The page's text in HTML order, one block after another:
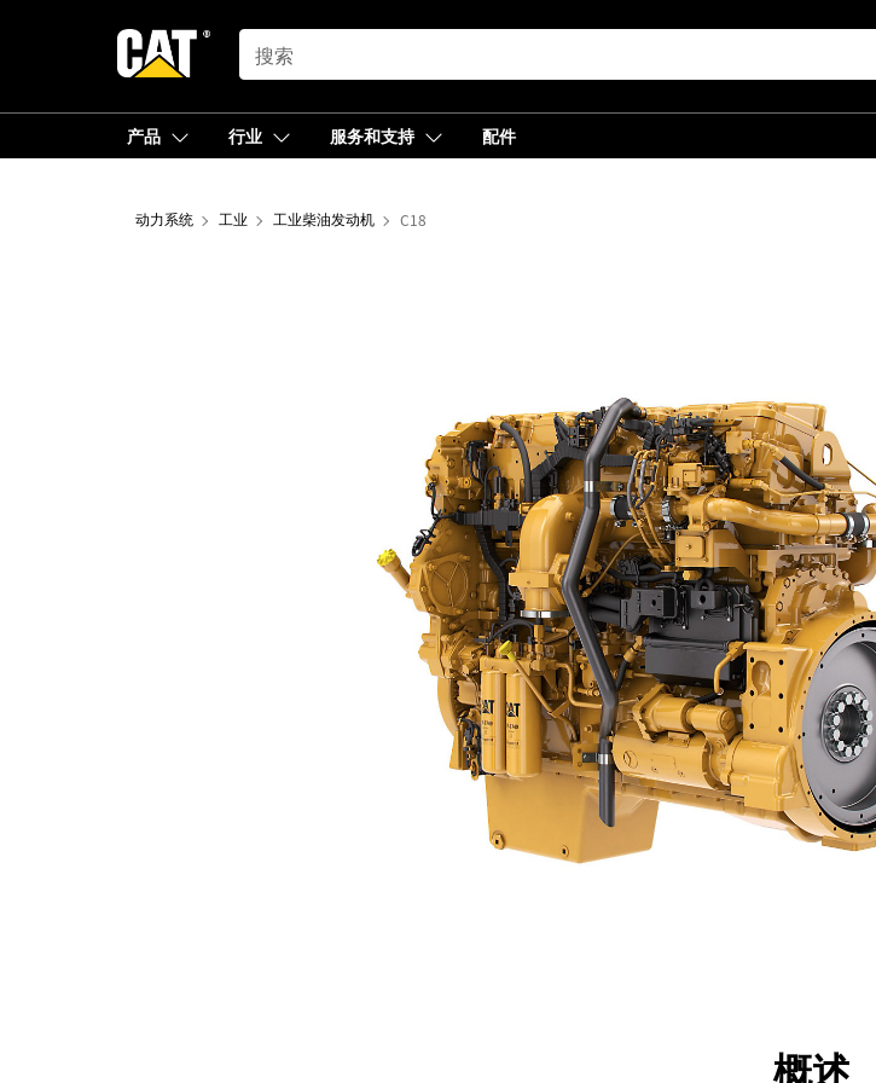
SEARCH
产品 行业 服务和支持 配件
动力系统 工业 工业柴油发动机 C18
展示
概述